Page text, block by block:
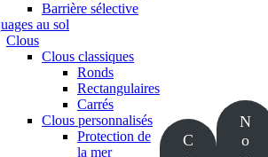
Barrière sélective
au sol
Clous
Clous classiques
Ronds
Rectangulaires
Carrés
Clous personnalisés
Protection de
la mer
C
N
o